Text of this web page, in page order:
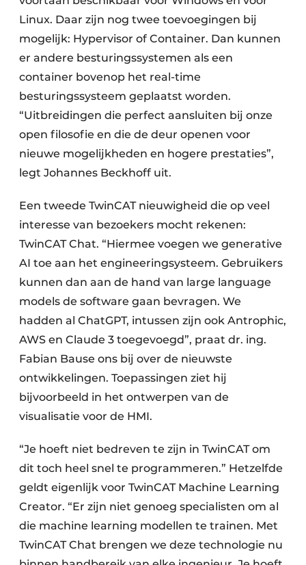
Linux. Daar zijn nog twee toevoegingen bij
mogelijk: Hypervisor of Container. Dan kunnen
er andere besturingssystemen als een
container bovenop het real-time
besturingssysteem geplaatst worden.
“Uitbreidingen die perfect aansluiten bij onze
open filosofie en die de deur openen voor
nieuwe mogelijkheden en hogere prestaties”,
legt Johannes Beckhoff uit.
Een tweede TwinCAT nieuwigheid die op veel
interesse van bezoekers mocht rekenen:
TwinCAT Chat. “Hiermee voegen we generative
AI toe aan het engineeringsysteem. Gebruikers
kunnen dan aan de hand van large language
models de software gaan bevragen. We
hadden al ChatGPT, intussen zijn ook Antrophic,
AWS en Claude 3 toegevoegd”, praat dr. ing.
Fabian Bause ons bij over de nieuwste
ontwikkelingen. Toepassingen ziet hij
bijvoorbeeld in het ontwerpen van de
visualisatie voor de HMI.
“Je hoeft niet bedreven te zijn in TwinCAT om
dit toch heel snel te programmeren.” Hetzelfde
geldt eigenlijk voor TwinCAT Machine Learning
Creator. “Er zijn niet genoeg specialisten om al
die machine learning modellen te trainen. Met
TwinCAT Chat brengen we deze technologie nu